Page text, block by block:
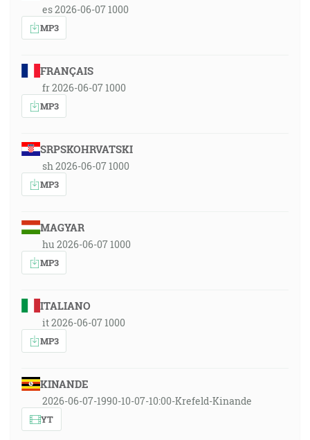
es 2026-06-07 1000
MP3
FRANÇAIS
fr 2026-06-07 1000
MP3
SRPSKOHRVATSKI
sh 2026-06-07 1000
MP3
MAGYAR
hu 2026-06-07 1000
MP3
ITALIANO
it 2026-06-07 1000
MP3
KINANDE
2026-06-07-1990-10-07-10:00-Krefeld-Kinande
YT